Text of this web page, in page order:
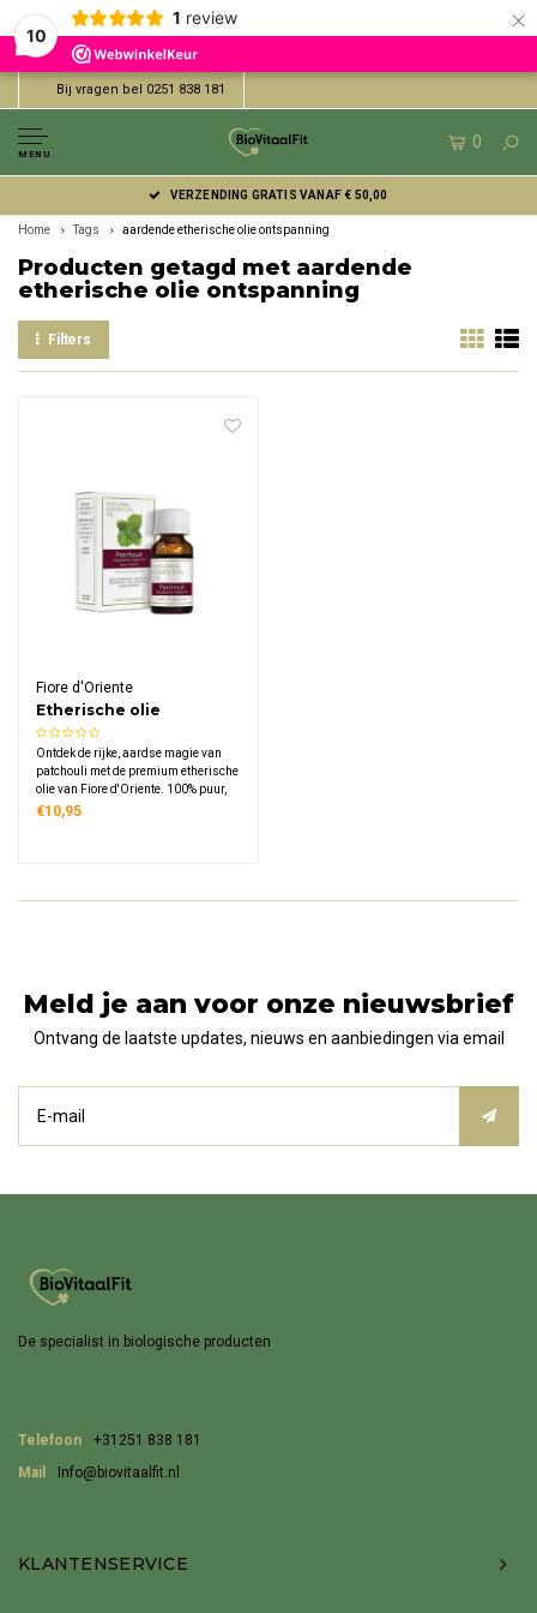
10
1 review ×
Bij vragen bel 0251 838 181
MENU
0
VERZENDING GRATIS VANAF € 50,00
Home Tags aardende etherische olie ontspanning
Producten getagd met aardende
etherische olie ontspanning
Filters
Fiore d'Oriente
Etherische olie
Patchouli
Ontdek de rijke, aardse magie van
patchouli met de premium etherische
olie van Fiore d'Oriente. 100% puur,
gewonnen uit de Pogostemon cablin.
€10,95
Meld je aan voor onze nieuwsbrief
Ontvang de laatste updates, nieuws en aanbiedingen via email
De specialist in biologische producten
Telefoon
+31251 838 181
Mail
Info@biovitaalfit.nl
KLANTENSERVICE